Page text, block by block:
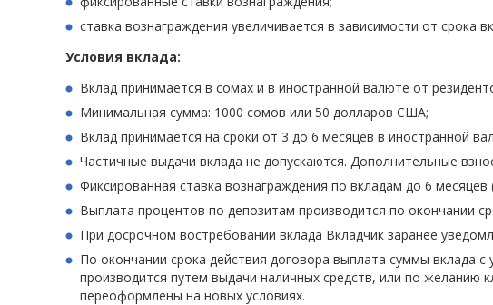
ставка вознаграждения увеличивается в зависимости от срока
Условия вклада:
Вклад принимается в сомах и в иностранной валюте от
Минимальная сумма: 1000 сомов или 50 долларов США;
Вклад принимается на сроки от 3 до 6 месяцев в иностранной
Частичные выдачи вклада не допускаются. Дополнительные
Фиксированная ставка вознаграждения по вкладам до 6 месяцев
Выплата процентов по депозитам производится по окончании
При досрочном востребовании вклада Вкладчик заранее
По окончании срока действия договора выплата суммы вклада с
производится путем выдачи наличных средств, или по желанию
переоформлены на новых условиях.